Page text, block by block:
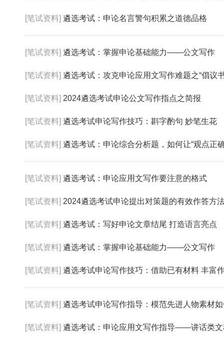
[笔试资料] 遴选考试：申论名言警句积累之道德品格
[笔试资料] 遴选考试：掌握申论基础能力——公文写作
[笔试资料] 遴选考试：攻克申论应用文写作难题之“倡议
[笔试资料] 2024遴选考试申论公文写作指点之简报
[笔试资料] 遴选考试申论写作技巧：斟字酌句 妙笔生花
[笔试资料] 遴选考试：申论综合分析题，如何让“观点正
[笔试资料] 遴选考试：申论应用文写作要注意的格式
[笔试资料] 2024遴选考试申论提出对策题的有效作答方
[笔试资料] 遴选考试：写好申论文章结尾 打造语言亮点
[笔试资料] 遴选考试：掌握申论基础能力——公文写作
[笔试资料] 遴选考试申论写作技巧：借助已有材料 丰富
[笔试资料] 遴选考试申论写作指导：模范先进人物素材
[笔试资料] 遴选考试：申论应用文写作指导——讲话类